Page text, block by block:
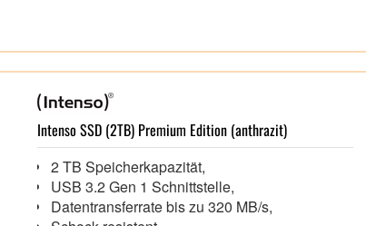
Intenso SSD (2TB) Premium Edition (anthrazit)
2 TB Speicherkapazität,
USB 3.2 Gen 1 Schnittstelle,
Datentransferrate bis zu 320 MB/s,